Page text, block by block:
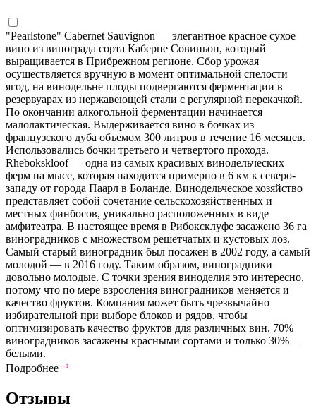
"Pearlstone" Cabernet Sauvignon — элегантное красное сухое
вино из винограда сорта Каберне Совиньон, который
выращивается в Прибрежном регионе. Сбор урожая
осуществляется вручную в момент оптимальной спелости
ягод, на винодельне плоды подвергаются ферментации в
резервуарах из нержавеющей стали с регулярной перекачкой.
По окончании алкогольной ферментации начинается
малолактическая. Выдерживается вино в бочках из
французского дуба объемом 300 литров в течение 16 месяцев.
Использовались бочки третьего и четвертого прохода.
Rhebokskloof — одна из самых красивых винодельческих
ферм на мысе, которая находится примерно в 6 км к северо-
западу от города Паарл в Боланде. Винодельческое хозяйство
представляет собой сочетание сельскохозяйственных и
местных финбосов, уникально расположенных в виде
амфитеатра. В настоящее время в Рибоксклуфе засажено 36 га
виноградников с множеством решетчатых и кустовых лоз.
Самый старый виноградник был посажен в 2002 году, а самый
молодой — в 2016 году. Таким образом, виноградники
довольно молодые. С точки зрения виноделия это интересно,
потому что по мере взросления виноградников меняется и
качество фруктов. Компания может быть чрезвычайно
избирательной при выборе блоков и рядов, чтобы
оптимизировать качество фруктов для различных вин. 70%
виноградников засажены красными сортами и только 30% —
белыми.
Подробнее
Отзывы